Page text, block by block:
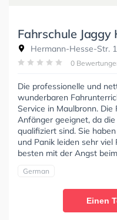
Fahrschule Jaggy
Hermann-Hesse-Str.
0
Die professionelle und
wunderbaren
Service in Maulbronn.
Anfänger geeignet, da
qualifiziert sind. Sie
und Panik leiden sehr
besten mit der Angst
German
Einen